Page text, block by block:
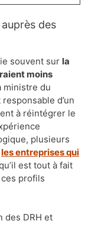
souvent sur la
moins
ministre du
d’un
à réintégrer le
plusieurs
les entreprises qui
est tout à fait
profils
des DRH et